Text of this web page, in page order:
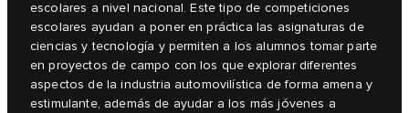
escolares a nivel nacional. Este tipo de competiciones
escolares ayudan a poner en práctica las asignaturas de
ciencias y tecnología y permiten a los alumnos tomar parte
en proyectos de campo con los que explorar diferentes
aspectos de la industria automovilística de forma amena y
estimulante, además de ayudar a los más jóvenes a